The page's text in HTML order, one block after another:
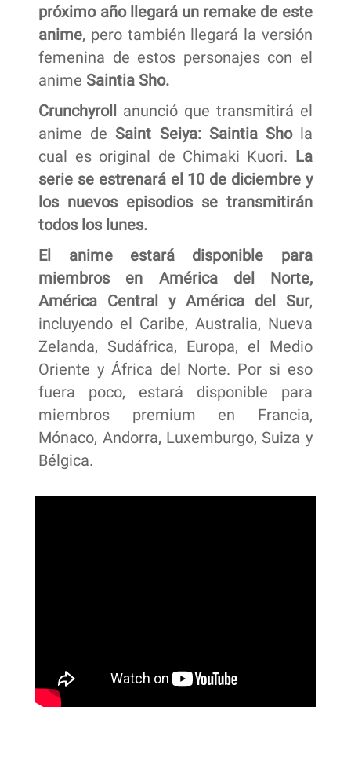
próximo año llegará un remake de este
anime, pero también llegará la versión
femenina de estos personajes con el
animeSaintia Sho.
Crunchyroll anunció que transmitirá el
anime deSaint Seiya: Saintia Shola
cual es original de Chimaki Kuori.
La
serie se estrenará el 10 de diciembre y
los nuevos episodios se transmitirán
todos los lunes.
El anime estará disponible para
miembros en América del Norte,
América Central y América del Sur,
incluyendo el Caribe, Australia, Nueva
Zelanda, Sudáfrica, Europa, el Medio
Oriente y África del Norte. Por si eso
fuera poco, estará disponible para
miembros premium en Francia,
Mónaco, Andorra, Luxemburgo, Suiza y
Bélgica.